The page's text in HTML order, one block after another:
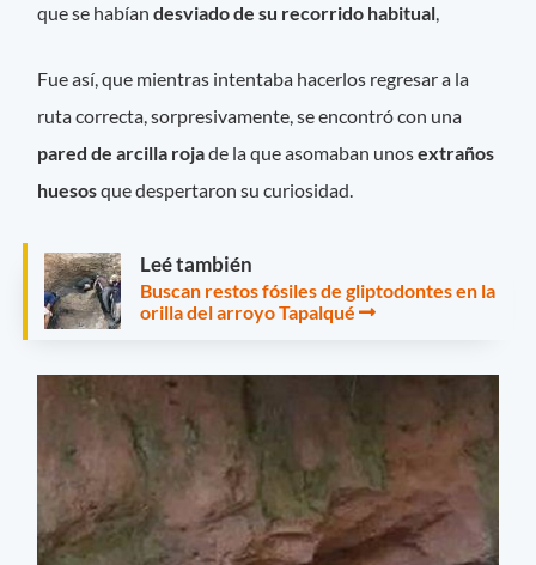
que se habíandesviado de su recorrido habitual,
Fue así, que mientras intentaba hacerlos regresar a la
ruta correcta, sorpresivamente, se encontró con una
pared de arcilla rojade la que asomaban unosextraños
huesosque despertaron su curiosidad.
Leé también
Buscan restos fósiles de gliptodontes en la
orilla del arroyo Tapalqué